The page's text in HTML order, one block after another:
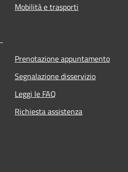
Mobilità e trasporti
Prenotazione appuntamento
Segnalazione disservizio
Leggi le FAQ
Richiesta assistenza